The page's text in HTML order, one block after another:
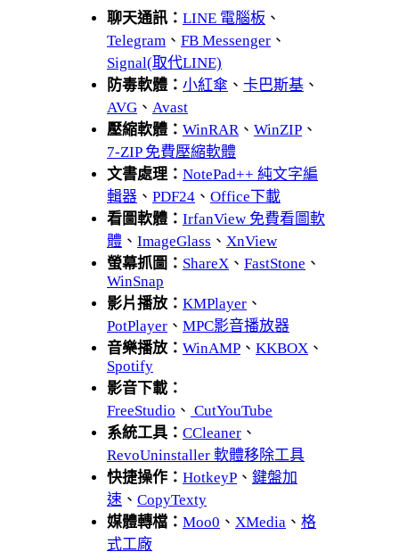
聊天通訊： LINE 電腦板 、
Telegram 、 FB Messenger 、
Signal(取代LINE)
防毒軟體： 小紅傘 、 卡巴斯基 、
AVG 、 Avast
壓縮軟體： WinRAR、 WinZIP 、
7-ZIP 免費壓縮軟體
文書處理： NotePad++ 純文字編
輯器 、 PDF24 、 Office下載
看圖軟體： IrfanView 免費看圖軟
體 、 ImageGlass 、 XnView
螢幕抓圖： ShareX 、 FastStone 、
WinSnap
影片播放： KMPlayer 、
PotPlayer 、 MPC影音播放器
音樂播放： WinAMP 、 KKBOX 、
Spotify
影音下載：
FreeStudio 、 CutYouTube
系統工具： CCleaner 、
RevoUninstaller 軟體移除工具
快捷操作： HotkeyP 、 鍵盤加
速 、 CopyTexty
媒體轉檔： Moo0 、 XMedia 、 格
式工廠